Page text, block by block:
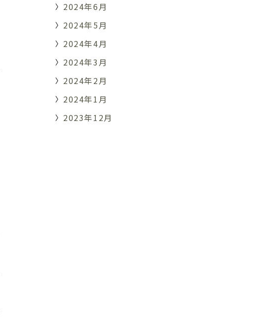
2024年6月
2024年5月
2024年4月
2024年3月
2024年2月
2024年1月
2023年12月